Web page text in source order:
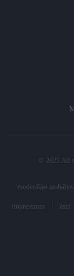
© 2025 All
moderálási
impresszum ászf